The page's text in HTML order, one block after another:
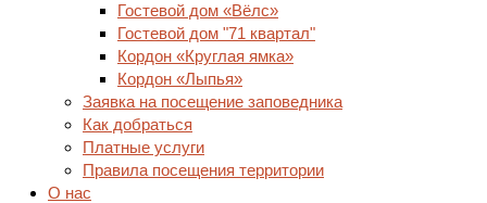
Гостевой дом «Вёлс»
Гостевой дом "71 квартал"
Кордон «Круглая ямка»
Кордон «Лыпья»
Заявка на посещение заповедника
Как добраться
Платные услуги
Правила посещения территории
О нас